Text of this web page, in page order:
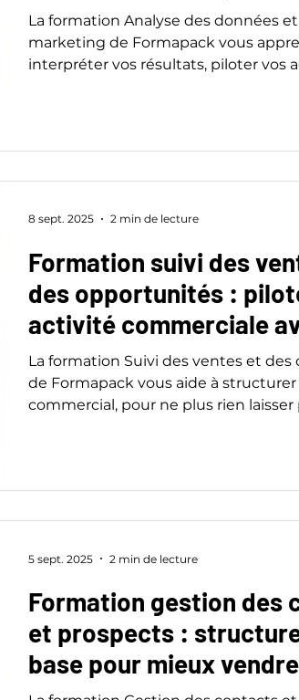
La formation Analyse des données
marketing de Formapack vous
interpréter vos résultats, piloter vos
Formation suivi des
des opportunités :
activité commerciale
précision
La formation Suivi des ventes et
de Formapack vous aide à
commercial, pour ne plus rien laisser
8 sept. 2025 2 min de lecture
Formation gestion des
et prospects :
base pour mieux vendre
5 sept. 2025 2 min de lecture